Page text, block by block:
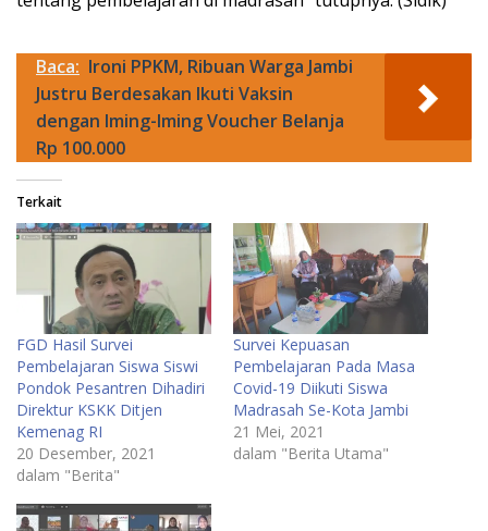
Baca: Ironi PPKM, Ribuan Warga Jambi
Justru Berdesakan Ikuti Vaksin
dengan Iming-Iming Voucher Belanja
Rp 100.000
Terkait
FGD Hasil Survei
Pembelajaran Siswa Siswi
Pondok Pesantren Dihadiri
Direktur KSKK Ditjen
Kemenag RI
20 Desember, 2021
dalam "Berita"
Survei Kepuasan
Pembelajaran Pada Masa
Covid-19 Diikuti Siswa
Madrasah Se-Kota Jambi
21 Mei, 2021
dalam "Berita Utama"